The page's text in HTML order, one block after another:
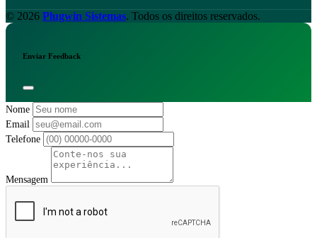
© 2026 Plugwin Sistemas. Todos os direitos reservados.
Enviar Feedback
Nome
Email
Telefone
Mensagem